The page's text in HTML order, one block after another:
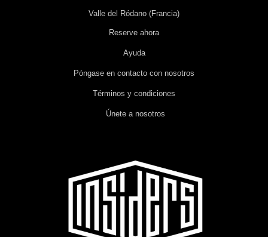
Reserve ahora
Ayuda
Póngase en contacto con nosotros
Términos y condiciones
Únete a nosotros
Valle del Ródano (Francia)